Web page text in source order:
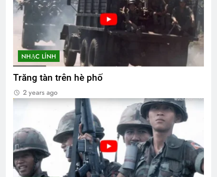
NHẠC LÍNH
Trăng tàn trên hè phố
2 years ago